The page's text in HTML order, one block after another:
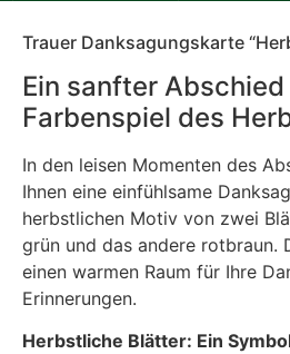
Trauer Danksagungskarte
Ein sanfter Abschied
Farbenspiel des
In den leisen Momenten des
Ihnen eine einfühlsame
herbstlichen Motiv von zwei
grün und das andere rotbraun.
einen warmen Raum für Ihre
Erinnerungen.
Herbstliche Blätter: Ein